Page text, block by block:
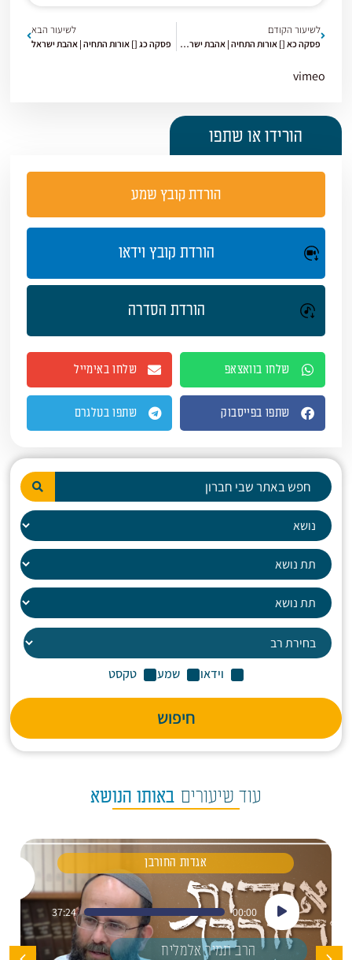
לשיעור הקודם
פסקה כא [] אורות התחיה | אהבת ישראל חלק ב
לשיעור הבא
פסקה כג [] אורות התחיה | אהבת ישראל
vimeo
הורידו או שתפו
הורדת קובץ שמע
הורדת קובץ וידאו
הורדת הסדרה
שלחו בוואצאפ שלחו באימייל
שתפו בפייסבוק שתפו בטלגרם
וידאו שמע טקסט
חיפוש
עוד שיעורים באותו הנושא
אגדות החורבן
נגן
אודיו
00:00
37:24
הרב תמיר אלמליח